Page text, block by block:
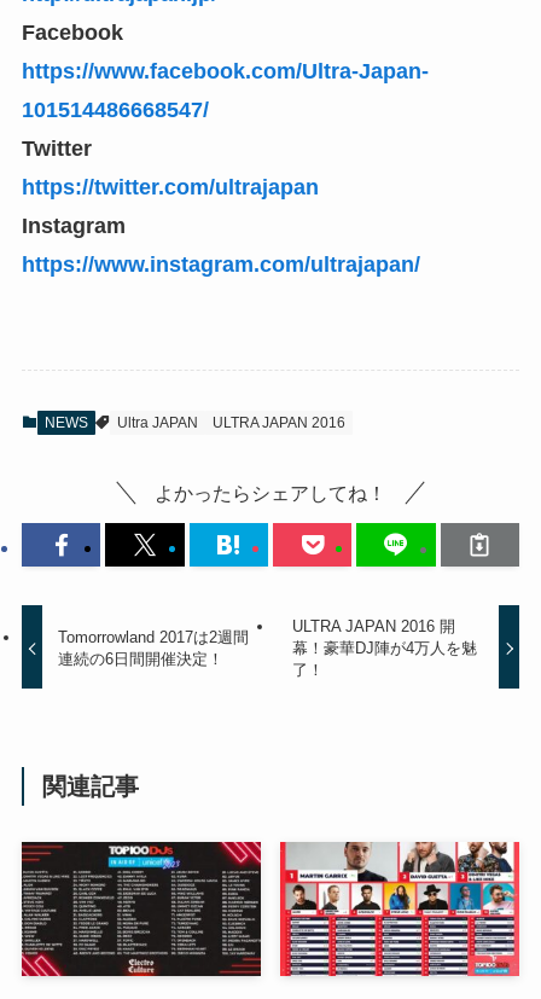
Facebook
https://www.facebook.com/Ultra-Japan-
101514486668547/
Twitter
https://twitter.com/ultrajapan
Instagram
https://www.instagram.com/ultrajapan/
NEWS Ultra JAPAN ULTRA JAPAN 2016
よかったらシェアしてね！
Tomorrowland 2017は2週間
連続の6日間開催決定！
ULTRA JAPAN 2016 開
幕！豪華DJ陣が4万人を魅
了！
関連記事